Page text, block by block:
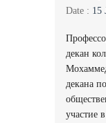
Date : 15
декан
декана
участие